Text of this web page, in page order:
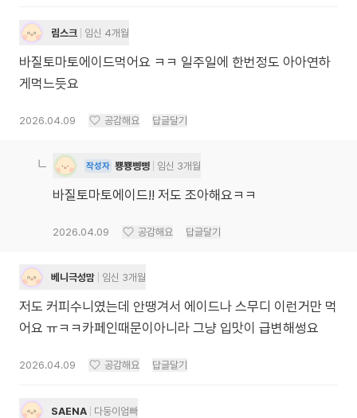
림스크 임신 4개월
바질토마토에이드먹어요 ㅋㅋ 일주일에 한번정도 아아연하
게먹느듯요
2026.04.09 공감해요 답글달기
작성자 뿅뿅삥삥 임신 3개월
바질토마토에이드!! 저도 조아해요ㅋㅋ
2026.04.09 공감해요 답글달기
베니극성맘 임신 3개월
저도 커피수니였는데 안땡겨서 에이드나 스무디 이런거만 먹
어요 ㅠㅋㅋ카페인때문이아니라 그냥 입맛이 급변해썽요
2026.04.09 공감해요 답글달기
SAENA 다둥이엄빠